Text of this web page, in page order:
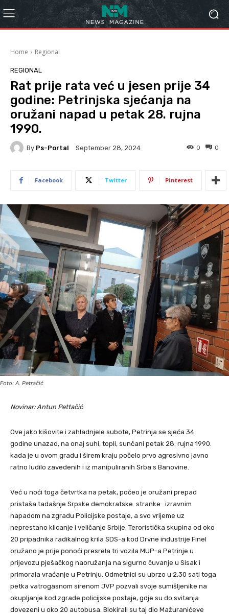
Home Regional
REGIONAL
Rat prije rata već u jesen prije 34
godine: Petrinjska sjećanja na
oružani napad u petak 28. rujna
1990.
By Ps-Portal September 28, 2024 0
0
Facebook Twitter Pinterest
Foto: A. Petračić
Novinar: Antun Pettačić
Ove jako kišovite i zahladnjele subote, Petrinja se sjeća 34.
godine unazad, na onaj suhi, topli, sunčani petak 28. rujna 1990.
kada je u ovom gradu i širem kraju počelo prvo agresivno javno
ratno ludilo zavedenih i iz manipuliranih Srba s Banovine.
Već u noći toga četvrtka na petak, počeo je oružani prepad
pristaša tadašnje Srpske demokratske stranke izravnim
napadom na zgradu Policijske postaje, a svo vrijeme uz
neprestano klicanje i veličanje Srbije. Teroristička skupina od oko
20 pripadnika radikalnog krila SDS-a kod Drvne industrije Finel
oružano je prije ponoći presrela tri vozila MUP-a Petrinje u
prijevozu pješačkog naoružanja na sigurno čuvanje u Sisak i
primorala vraćanje u Petrinju. Odmetnici su ubrzo u 2,30 sati toga
petka vatrogasnom sirenom JVP pozvali svoje sumišljenike na
okupljanje kod zgrade policijske postaje, gdje su do svitanja
dovezeni u oko 20 autobusa. Blokirali su taj dio Mažuranićeve